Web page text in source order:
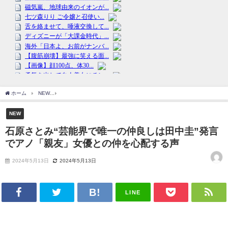
ホーム NEW
NEW
石原さとみ“芸能界で唯一の仲良しは田中圭”発言
でアノ「親友」女優との仲を心配する声
2024年5月13日 2024年5月13日
LINE